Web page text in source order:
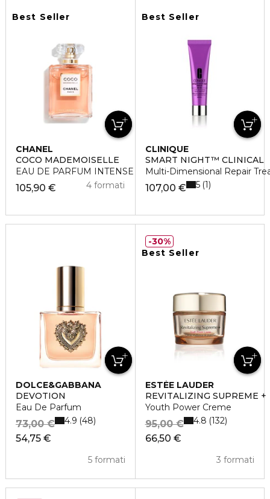
Best Seller
CHANEL
COCO MADEMOISELLE
EAU DE PARFUM INTENSE VAPORIZZATORE
105,90 € 4 formati
Best Seller
CLINIQUE
SMART NIGHT™ CLINICAL
Multi-Dimensional Repair
107,00 € 5 1
DOLCE&GABBANA
DEVOTION
Eau De Parfum
54,75 €
73,00 €
5 formati
4.9 48
Best Seller
ESTÉE LAUDER
REVITALIZING SUPREME +
Youth Power Creme
66,50 €
95,00 €
3 formati
4.8 132
30%